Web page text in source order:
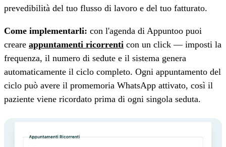
prevedibilità del tuo flusso di lavoro e del tuo fatturato.
Come implementarli: con l'agenda di Appuntoo puoi
creare appuntamenti ricorrenti con un click — imposti la
frequenza, il numero di sedute e il sistema genera
automaticamente il ciclo completo. Ogni appuntamento del
ciclo può avere il promemoria WhatsApp attivato, così il
paziente viene ricordato prima di ogni singola seduta.